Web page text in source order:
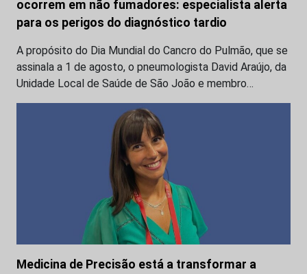
ocorrem em não fumadores: especialista alerta
para os perigos do diagnóstico tardio
A propósito do Dia Mundial do Cancro do Pulmão, que se
assinala a 1 de agosto, o pneumologista David Araújo, da
Unidade Local de Saúde de São João e membro…
Medicina de Precisão está a transformar a